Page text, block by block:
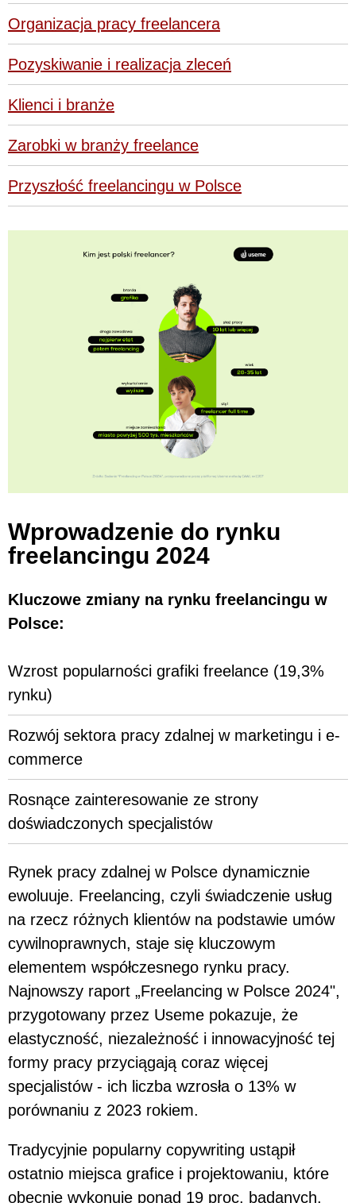
Organizacja pracy freelancera
Pozyskiwanie i realizacja zleceń
Klienci i branże
Zarobki w branży freelance
Przyszłość freelancingu w Polsce
Wprowadzenie do rynku
freelancingu 2024
Kluczowe zmiany na rynku freelancingu w
Polsce:
Wzrost popularności grafiki freelance (19,3%
rynku)
Rozwój sektora pracy zdalnej w marketingu i e-
commerce
Rosnące zainteresowanie ze strony
doświadczonych specjalistów
Rynek pracy zdalnej w Polsce dynamicznie
ewoluuje. Freelancing, czyli świadczenie usług
na rzecz różnych klientów na podstawie umów
cywilnoprawnych, staje się kluczowym
elementem współczesnego rynku pracy.
Najnowszy raport „Freelancing w Polsce 2024",
przygotowany przez Useme pokazuje, że
elastyczność, niezależność i innowacyjność tej
formy pracy przyciągają coraz więcej
specjalistów - ich liczba wzrosła o 13% w
porównaniu z 2023 rokiem.
Tradycyjnie popularny copywriting ustąpił
ostatnio miejsca grafice i projektowaniu, które
obecnie wykonuje ponad 19 proc. badanych.